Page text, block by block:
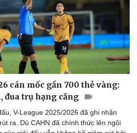
cán mốc gần 700 thẻ vàng:
đua trụ hạng căng
V-League 2025/2026 đã ghi nhận
ra. Dù CAHN đã chính thức lên ngôi